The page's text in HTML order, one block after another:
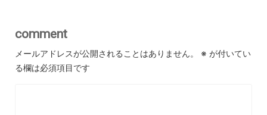
comment
メールアドレスが公開されることはありません。 ※ が付いてい
る欄は必須項目です